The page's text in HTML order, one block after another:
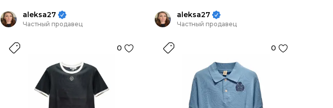
aleksa27
Частный продавец
0
aleksa27
Частный продавец
0